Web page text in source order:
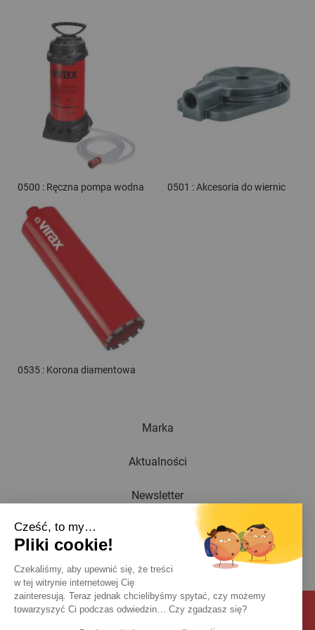
0500 : Ręczna pompa wodna 0501 : Akcesoria do wiernic
0535 : Korona diamentowa
Marka
Aktualności
Newsletter
Kontakt
Cześć, to my…
Pliki cookie!
Czekaliśmy, aby upewnić się, że treści
w tej witrynie internetowej Cię
zainteresują. Teraz jednak chcielibyśmy spytać, czy możemy
towarzyszyć Ci podczas odwiedzin… Czy zgadzasz się?